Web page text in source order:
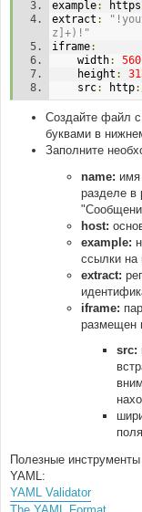
example: https
extract :
z]+)!"
iframe:
    width
:
560
    height
:
    src
: http:
Создайте файл
буквами в
Заполните
name:
разделе в
host:
example:
ссылки на
extract:
iframe:
размещен
src:
Полезные
YAML:
YAML Validator